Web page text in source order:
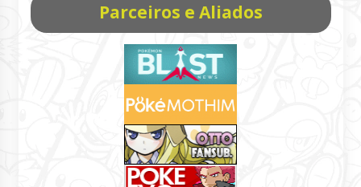
Parceiros e Aliados